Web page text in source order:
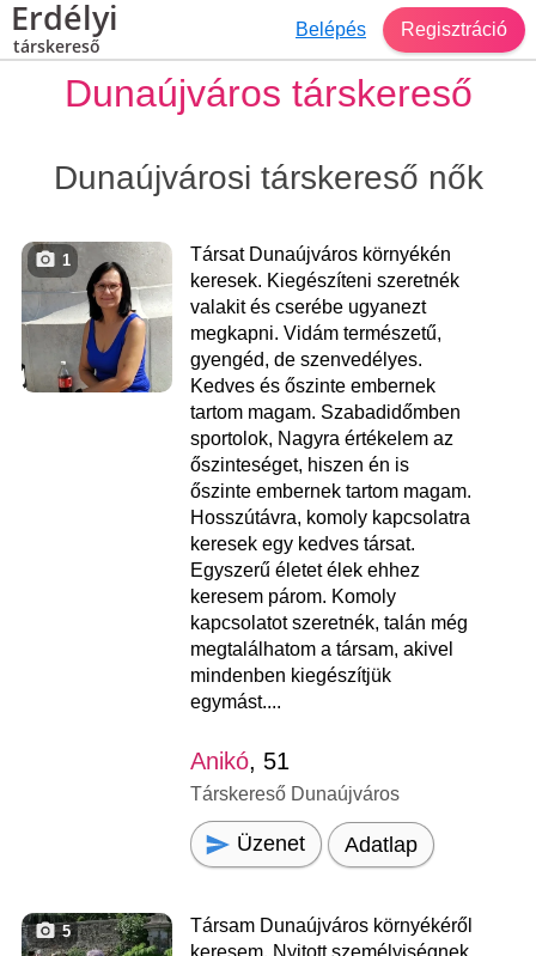
Erdélyi
társkereső
Belépés Regisztráció
Dunaújváros társkereső
Dunaújvárosi társkereső nők
1
Társat Dunaújváros környékén
keresek. Kiegészíteni szeretnék
valakit és cserébe ugyanezt
megkapni. Vidám természetű,
gyengéd, de szenvedélyes.
Kedves és őszinte embernek
tartom magam. Szabadidőmben
sportolok, Nagyra értékelem az
őszinteséget, hiszen én is
őszinte embernek tartom magam.
Hosszútávra, komoly kapcsolatra
keresek egy kedves társat.
Egyszerű életet élek ehhez
keresem párom. Komoly
kapcsolatot szeretnék, talán még
megtalálhatom a társam, akivel
mindenben kiegészítjük
egymást....
Anikó, 51
Társkereső Dunaújváros
Üzenet Adatlap
5
Társam Dunaújváros környékéről